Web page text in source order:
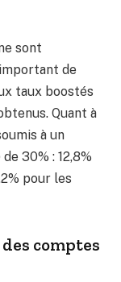
sont
de
taux boostés
Quant à
à un
30% : 12,8%
pour les
comptes